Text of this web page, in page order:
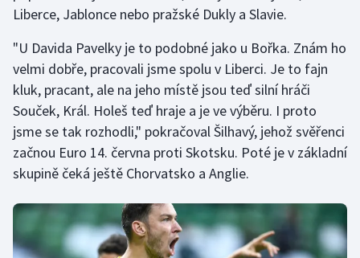
Liberce, Jablonce nebo pražské Dukly a Slavie.
"U Davida Pavelky je to podobné jako u Bořka. Znám ho
velmi dobře, pracovali jsme spolu v Liberci. Je to fajn
kluk, pracant, ale na jeho místě jsou teď silní hráči
Souček, Král. Holeš teď hraje a je ve výběru. I proto
jsme se tak rozhodli," pokračoval Šilhavý, jehož svěřenci
začnou Euro 14. června proti Skotsku. Poté je v základní
skupině čeká ještě Chorvatsko a Anglie.